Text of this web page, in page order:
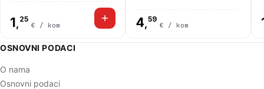
1, 25
€ / kom 4,59
€ / kom
OSNOVNI PODACI
O nama
Osnovni podaci